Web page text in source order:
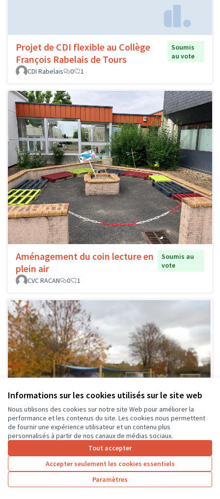
Informations sur les cookies utilisés sur le site web
Nous utilisons des cookies sur notre site Web pour améliorer la
performance et les contenus du site. Les cookies nous permettent
de fournir une expérience utilisateur et un contenu plus
personnalisés à partir de nos canaux de médias sociaux.
Tout accepter
Accepter seulement les cookies essentiels
Paramètres
Projet de CDI flexible au Collège
François Rabelais de Tours
Soumis
au vote
CDI Rabelais
0 1
Aménagement du coin lecture en
plein air
Soumis au
vote
CVC RACAN
0 1
La classe en dehors des murs
Soumis au vote
0